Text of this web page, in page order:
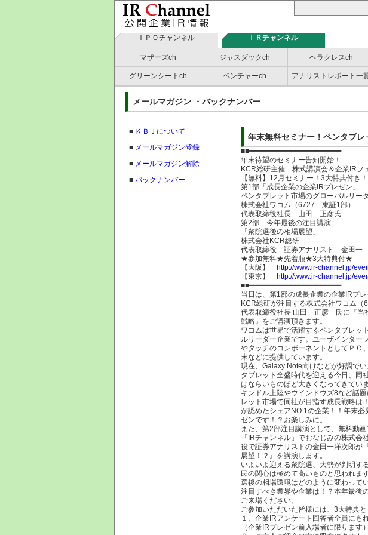
ＩＰＯチャンネル ＩＲチャンネル
マザーズch
ジャスダックch ヘラクレスch
グリーンシートch ベンチャーch アナリストレポート一
メールマガジン ・バックナンバー
■ ＫＢＪについて
■ メールマガジン登録
■ メールマガジン解除
■ バックナンバー
年末無料セミナー！ペンタブ
■■━━━━━━━━━━━━━━━━━━━━━━
年末待望のセミナー告知開始！
KCR総研主催 株式講演会＆企業IRフ
【無料】12月セミナー！3大特典付き
第1部「成長企業の企業IRプレゼン」
ペンタブレット市場のグローバルリー
株式会社ワコム（6727 東証1部）
代表取締役社長 山田 正彦氏
第2部 今年最後の注目講演
「衆院選後の相場展望」
株式会社KCR総研
代表取締役 証券アナリスト 金田一
★参加無料★先着順★3大特典付★
【大阪】 http://www.ir-channel.jp/
【東京】 http://www.ir-channel.jp/
■■━━━━━━━━━━━━━━━━━━━━━━
当日は、第1部の成長企業の企業IRプ
KCR総研が注目する株式会社ワコム（
代表取締役社長 山田 正彦 氏に『当
戦略』をご講演頂きます。
ワコムは世界で活躍するペンタブレッ
ルリーダー企業です。ユーザインター
やタッチのコンポーネントとしてＰＣ
末などに提供しています。
現在、Galaxy Note向けなどが好調でい
タブレット全盛時代を迎える今日、同
はならいものほど大きくなってきていま
キンドル上陸やウインドウズ8など話
レット市場で同社が目指す成長戦略は
が認めたシェアNO.1の企業！！年末必
ゼンです！？お楽しみに。
また、第2部注目講演として、無料動
「IRチャンネル」でおなじみの株式会
役で証券アナリストの金田一洋次郎が
展望！？』を講演します。
いよいよ迎える衆院選、大勢が判明す
民の関心は極めて高いものと思われま
選後の相場環境はどのように変わって
注目すべき業界や企業は！？本年最後
ご来場ください。
ご参加いただいた皆様には、3大特典と
１、企業IRアンケート回答者全員にも
（企業IRプレゼン前入場者に限ります）